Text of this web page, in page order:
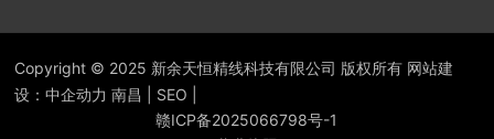
Copyright © 2025 新余天恒精线科技有限公司 版权所有 网站建
设：中企动力 南昌 SEO
赣ICP备2025066798号-1